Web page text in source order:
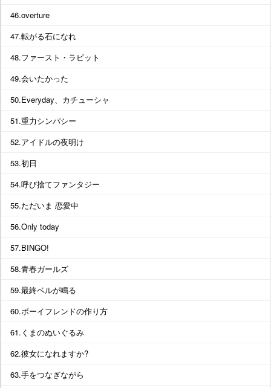
46.overture
47.転がる石になれ
48.ファースト・ラビット
49.会いたかった
50.Everyday、カチューシャ
51.重力シンパシー
52.アイドルの夜明け
53.初日
54.呼び捨てファンタジー
55.ただいま 恋愛中
56.Only today
57.BINGO!
58.青春ガールズ
59.最終ベルが鳴る
60.ボーイフレンドの作り方
61.くまのぬいぐるみ
62.彼女になれますか?
63.手をつなぎながら